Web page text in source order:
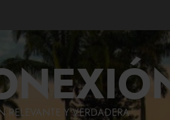
RELEVANTE Y VERDADERA.